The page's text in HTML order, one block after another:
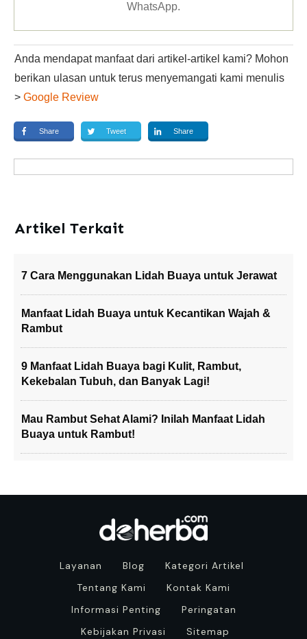
WhatsApp.
Anda mendapat manfaat dari artikel-artikel kami? Mohon
berikan ulasan untuk terus menyemangati kami menulis
> Google Review
Share Tweet Share
Artikel Terkait
7 Cara Menggunakan Lidah Buaya untuk Jerawat
Manfaat Lidah Buaya untuk Kecantikan Wajah &
Rambut
9 Manfaat Lidah Buaya bagi Kulit, Rambut,
Kekebalan Tubuh, dan Banyak Lagi!
Mau Rambut Sehat Alami? Inilah Manfaat Lidah
Buaya untuk Rambut!
Layanan Blog
Kategori Artikel
Tentang Kami
Kontak Kami
Informasi Penting
Peringatan
Kebijakan Privasi
Sitemap